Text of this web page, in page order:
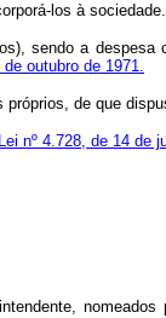
los à sociedade.
sendo a despesa
outubro de 1971.
de que
nº 4.728, de 14 de